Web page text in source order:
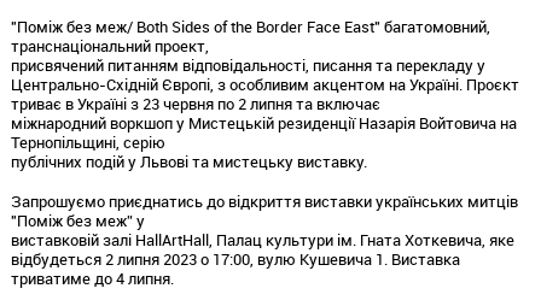
"Поміж без меж/ Both Sides of the Border Face East" багатомовний,
транснаціональний проект,
присвячений питанням відповідальності, писання та перекладу у
Центрально-Східній Європі, з особливим акцентом на Україні. Проєкт
триває в Україні з 23 червня по 2 липня та включає
міжнародний воркшоп у Мистецькій резиденції Назарія Войтовича на
Тернопільщині, серію
публічних подій у Львові та мистецьку виставку.
Запрошуємо приєднатись до відкриття виставки українських митців
"Поміж без меж” у
виставковій залі HallArtHall, Палац культури ім. Гната Хоткевича, яке
відбудеться 2 липня 2023 о 17:00, вулю Кушевича 1. Виставка
триватиме до 4 липня.